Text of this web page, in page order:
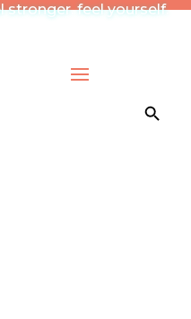
stronger. feel yourself.